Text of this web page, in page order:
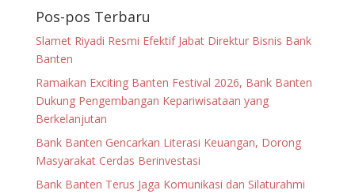
Pos-pos Terbaru
Slamet Riyadi Resmi Efektif Jabat Direktur Bisnis Bank
Banten
Ramaikan Exciting Banten Festival 2026, Bank Banten
Dukung Pengembangan Kepariwisataan yang
Berkelanjutan
Bank Banten Gencarkan Literasi Keuangan, Dorong
Masyarakat Cerdas Berinvestasi
Bank Banten Terus Jaga Komunikasi dan Silaturahmi